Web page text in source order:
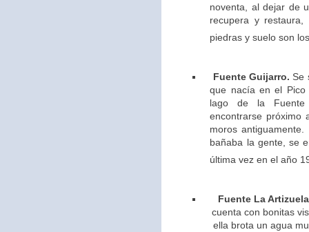
noventa, al dejar de
recupera y restaura,
piedras y suelo son
Fuente Guijarro. Se
que nacía en el
lago de la
encontrarse próximo
moros
bañaba la gente, se
última vez en el año
Fuente La
cuenta con bonitas
ella brota un agua